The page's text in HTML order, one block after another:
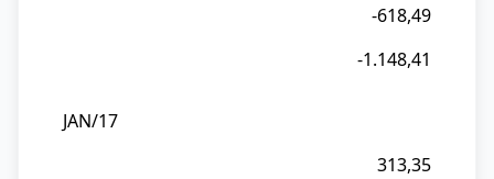
-618,49
-1.148,41
JAN/17
313,35